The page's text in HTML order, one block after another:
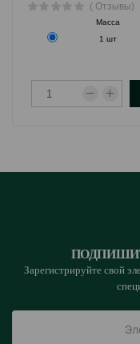
( Отзывы)
Масса
1 шт
Зарегистрируйте свой